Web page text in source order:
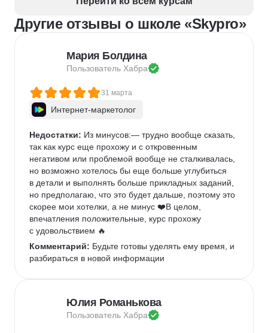
Разработка фирменного стиля
Создание анимации
Брендинг
Колористика
Google Slides
Другие отзывы о школе «Skypro»
Мария Болдина
Пользователь Хабра
31 марта
Интернет-маркетолог
Недостатки: Из минусов:— трудно вообще сказать,
так как курс еще прохожу и с откровенным
негативом или проблемой вообще не сталкивалась,
но возможно хотелось бы еще больше углубиться
в детали и выполнять больше прикладных заданий,
но предполагаю, что это будет дальше, поэтому это
скорее мои хотелки, а не минус ❤️В целом,
впечатления положительные, курс прохожу
с удовольствием 🔥
Комментарий: Будьте готовы уделять ему время, и
разбираться в новой информации
Юлия Романькова
Пользователь Хабра